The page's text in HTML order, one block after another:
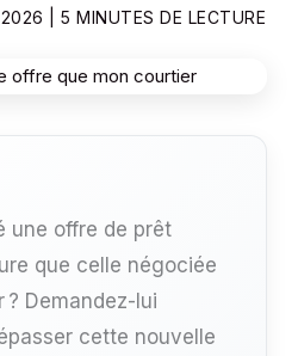
|5 MINUTES DE LECTURE
une offre de prêt
que celle négociée
Demandez-lui
cette nouvelle